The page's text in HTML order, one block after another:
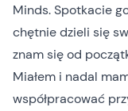
Minds. Spotkacie
chętnie dzieli się
znam się od
Miałem i nadal
współpracować